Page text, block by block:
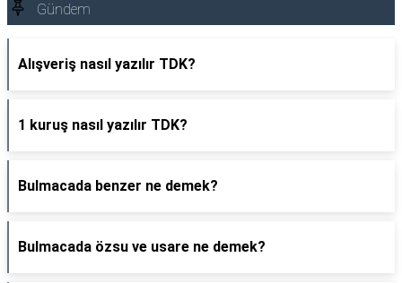
Gündem
Alışveriş nasıl yazılır TDK?
1 kuruş nasıl yazılır TDK?
Bulmacada benzer ne demek?
Bulmacada özsu ve usare ne demek?